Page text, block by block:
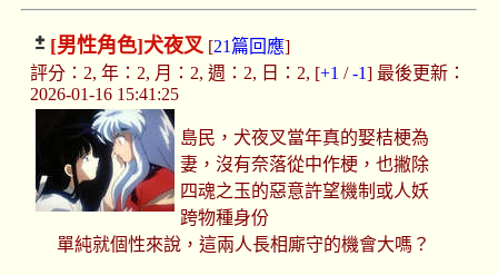
[男性角色]犬夜叉 [21篇回應]
評分：2, 年：2, 月：2, 週：2, 日：2, [+1 /-1] 最後更新：
2026-01-16 15:41:25
島民，犬夜叉當年真的娶桔梗為
妻，沒有奈落從中作梗，也撇除
四魂之玉的惡意許望機制或人妖
跨物種身份
單純就個性來說，這兩人長相廝守的機會大嗎？